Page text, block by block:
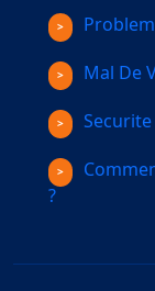
Mal De
Securite
?